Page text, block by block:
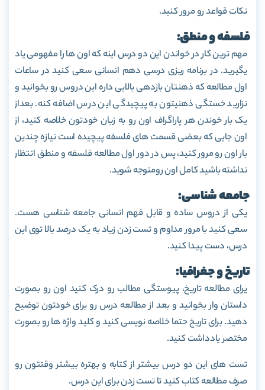
نکات قواعد رو مرور کنید.
فلسفه و منطق:
مهم ترین کار در خواندن این دو درس اینه که اون ها را مفهومی یاد
یگیرید. در برنامه ریزی درسی دهم انسانی سعی کنید در ساعات
اول مطالعه که ذهنتان بازدهی بالایی داره این دروس رو بخوانید و
نزارید خستگی ذهنیتون به پیچیدگی این درس اضافه کنه. بعداز
یک بار خوندن هر پاراگراف اون رو به زبان خودتون خلاصه کنید، از
اون جایی که بعضی قسمت های فلسفه پیچیده است نیازه چندین
بار اون رو مرور کنید، پس در دور اول مطالعه فلسفه و منطق انتظار
نداشته باشید کامل اون رومتوجه شوید.
جامعه شناسی:
یکی از دروس ساده و قابل فهم انسانی جامعه شناسی هست.
سعی کنید با مرور مداوم و تست زدن زیاد به یک درصد بالا توی این
درس، دست پیدا کنید.
تاریخ و جغرافیا:
یرای مطالعه تاریخ، پیوستگی مطالب رو درک کنید اون رو بصورت
داستان وار بخوانید و بعد از مطالعه درس رو برای خودتون توضیح
دهید. برای تاریخ حتما خلاصه نویسی کنید و کلید واژه ها رو بصورت
مختصر یادداشت کنید.
تست های این دو درس بیشتر از کتابه و بهتره بیشتر وقتتون رو
صرف مطالعه کتاب کنید تا تست زدن برای این درس.